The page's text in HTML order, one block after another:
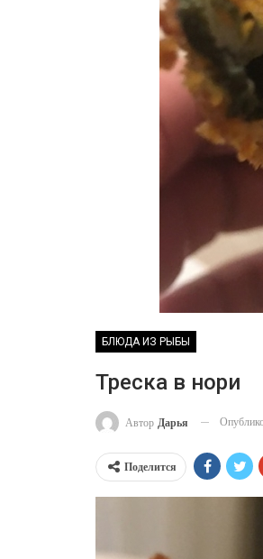
БЛЮДА ИЗ РЫБЫ
Треска в нори
Автор Дарья
Поделится